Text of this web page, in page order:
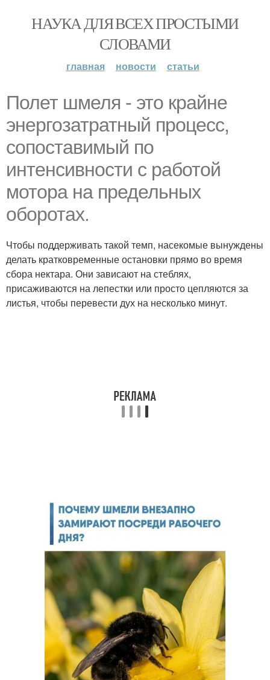
НАУКА ДЛЯ ВСЕХ ПРОСТЫМИ
СЛОВАМИ
главная новости статьи
Полет шмеля - это крайне
энергозатратный процесс,
сопоставимый по
интенсивности с работой
мотора на предельных
оборотах.
Чтобы поддерживать такой темп, насекомые вынуждены
делать кратковременные остановки прямо во время
сбора нектара. Они зависают на стеблях,
присаживаются на лепестки или просто цепляются за
листья, чтобы перевести дух на несколько минут.